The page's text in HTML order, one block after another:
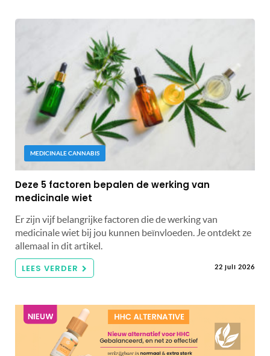
MEDICINALE CANNABIS
Deze 5 factoren bepalen de werking van
medicinale wiet
Er zijn vijf belangrijke factoren die de werking van
medicinale wiet bij jou kunnen beïnvloeden. Je ontdekt ze
allemaal in dit artikel.
LEES VERDER 22 juli 2026